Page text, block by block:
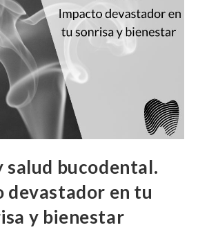
salud bucodental.
devastador en tu
y bienestar